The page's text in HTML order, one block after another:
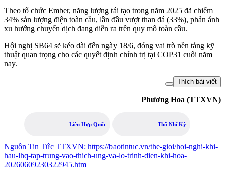
Theo tổ chức Ember, năng lượng tái tạo trong năm 2025 đã chiếm
34% sản lượng điện toàn cầu, lần đầu vượt than đá (33%), phản ánh
xu hướng chuyển dịch đang diễn ra trên quy mô toàn cầu.
Hội nghị SB64 sẽ kéo dài đến ngày 18/6, đóng vai trò nền tảng kỹ
thuật quan trọng cho các quyết định chính trị tại COP31 cuối năm
nay.
Thích bài viết
Phương Hoa (TTXVN)
Liên Hợp Quốc Thổ Nhĩ Kỳ
Nguồn Tin Tức TTXVN: https://baotintuc.vn/the-gioi/hoi-nghi-khi-
hau-lhq-tap-trung-vao-thich-ung-va-lo-trinh-dien-khi-hoa-
20260609230322945.htm